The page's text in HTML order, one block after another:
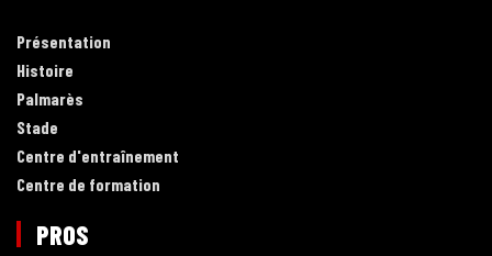
Présentation
Histoire
Palmarès
Stade
Centre d'entraînement
Centre de formation
PROS